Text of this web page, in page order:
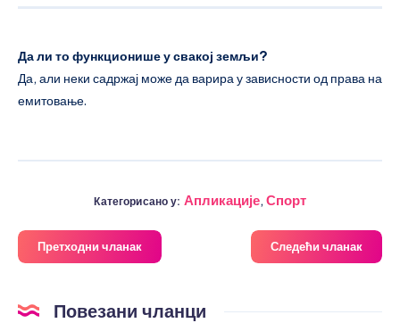
Да ли то функционише у свакој земљи?
Да, али неки садржај може да варира у зависности од права на
емитовање.
Категорисано у: Апликације, Спорт
Претходни чланак Следећи чланак
Повезани чланци